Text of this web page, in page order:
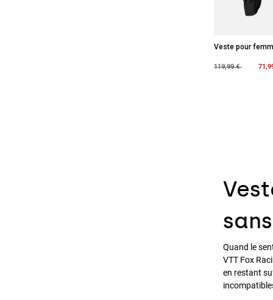
Veste pour
Price reduced
119,99 €to
Quand le
VTT Fox
en restant